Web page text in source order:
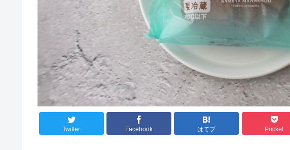
Twitter Facebook はてブ Pocket